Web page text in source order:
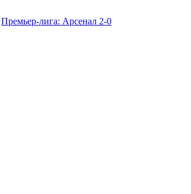
Премьер-лига: Арсенал 2-0